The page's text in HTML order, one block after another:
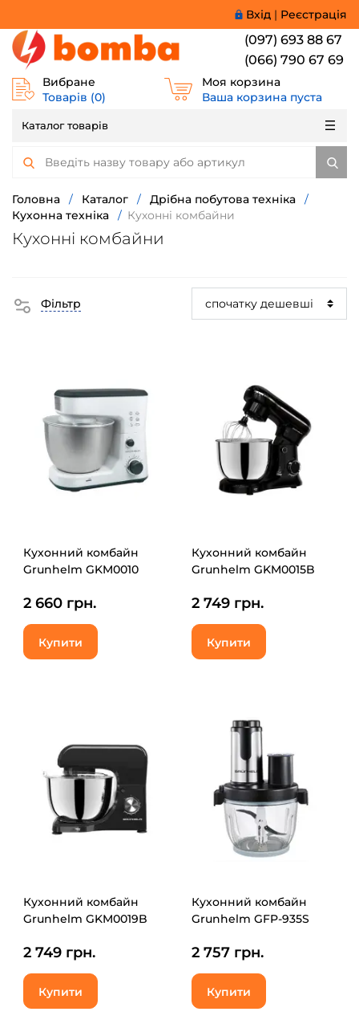
Вхід | Реєстрація
(097) 693 88 67
(066) 790 67 69
Вибране
Товарів (0)
Моя корзина
Ваша корзина пуста
Каталог товарів
Головна / Каталог / Дрібна побутова техніка
/
Кухонна техніка
/ Кухонні комбайни
Кухонні комбайни
Фільтр
Кухонний комбайн
Grunhelm GKM0010
2 660 грн.
Купити
Кухонний комбайн
Grunhelm GKM0015B
2 749 грн.
Купити
Кухонний комбайн
Grunhelm GKM0019B
2 749 грн.
Купити
Кухонний комбайн
Grunhelm GFP-935S
2 757 грн.
Купити